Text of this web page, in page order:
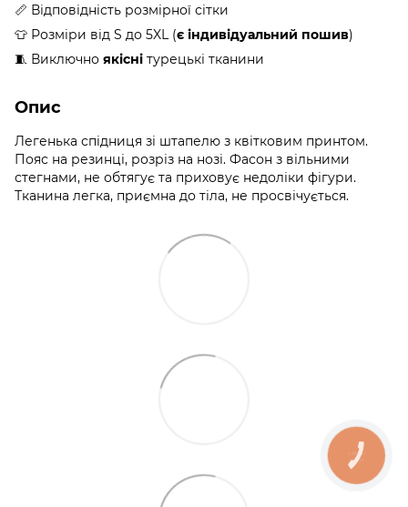
📏 Відповідність розмірної сітки
👕 Розміри від S до 5XL (є індивідуальний пошив)
🧵 Виключно якісні турецькі тканини
Опис
Легенька спідниця зі штапелю з квітковим принтом.
Пояс на резинці, розріз на нозі. Фасон з вільними
стегнами, не обтягує та приховує недоліки фігури.
Тканина легка, приємна до тіла, не просвічується.
КНОПКА
ЗВ'ЯЗКУ